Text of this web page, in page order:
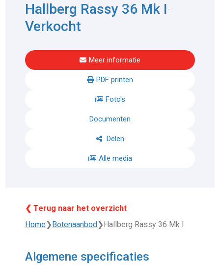
Hallberg Rassy 36 Mk I-
Verkocht
Meer informatie
PDF printen
Foto's
Documenten
Delen
Alle media
❮ Terug naar het overzicht
Home❯ Botenaanbod ❯ Hallberg Rassy 36 Mk I
Algemene specificaties